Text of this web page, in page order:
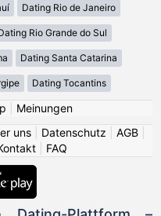
Dating Rio de Janeiro
Rio Grande do Sul
Dating Santa Catarina
Dating Tocantins
Meinungen
uns Datenschutz AGB
FAQ